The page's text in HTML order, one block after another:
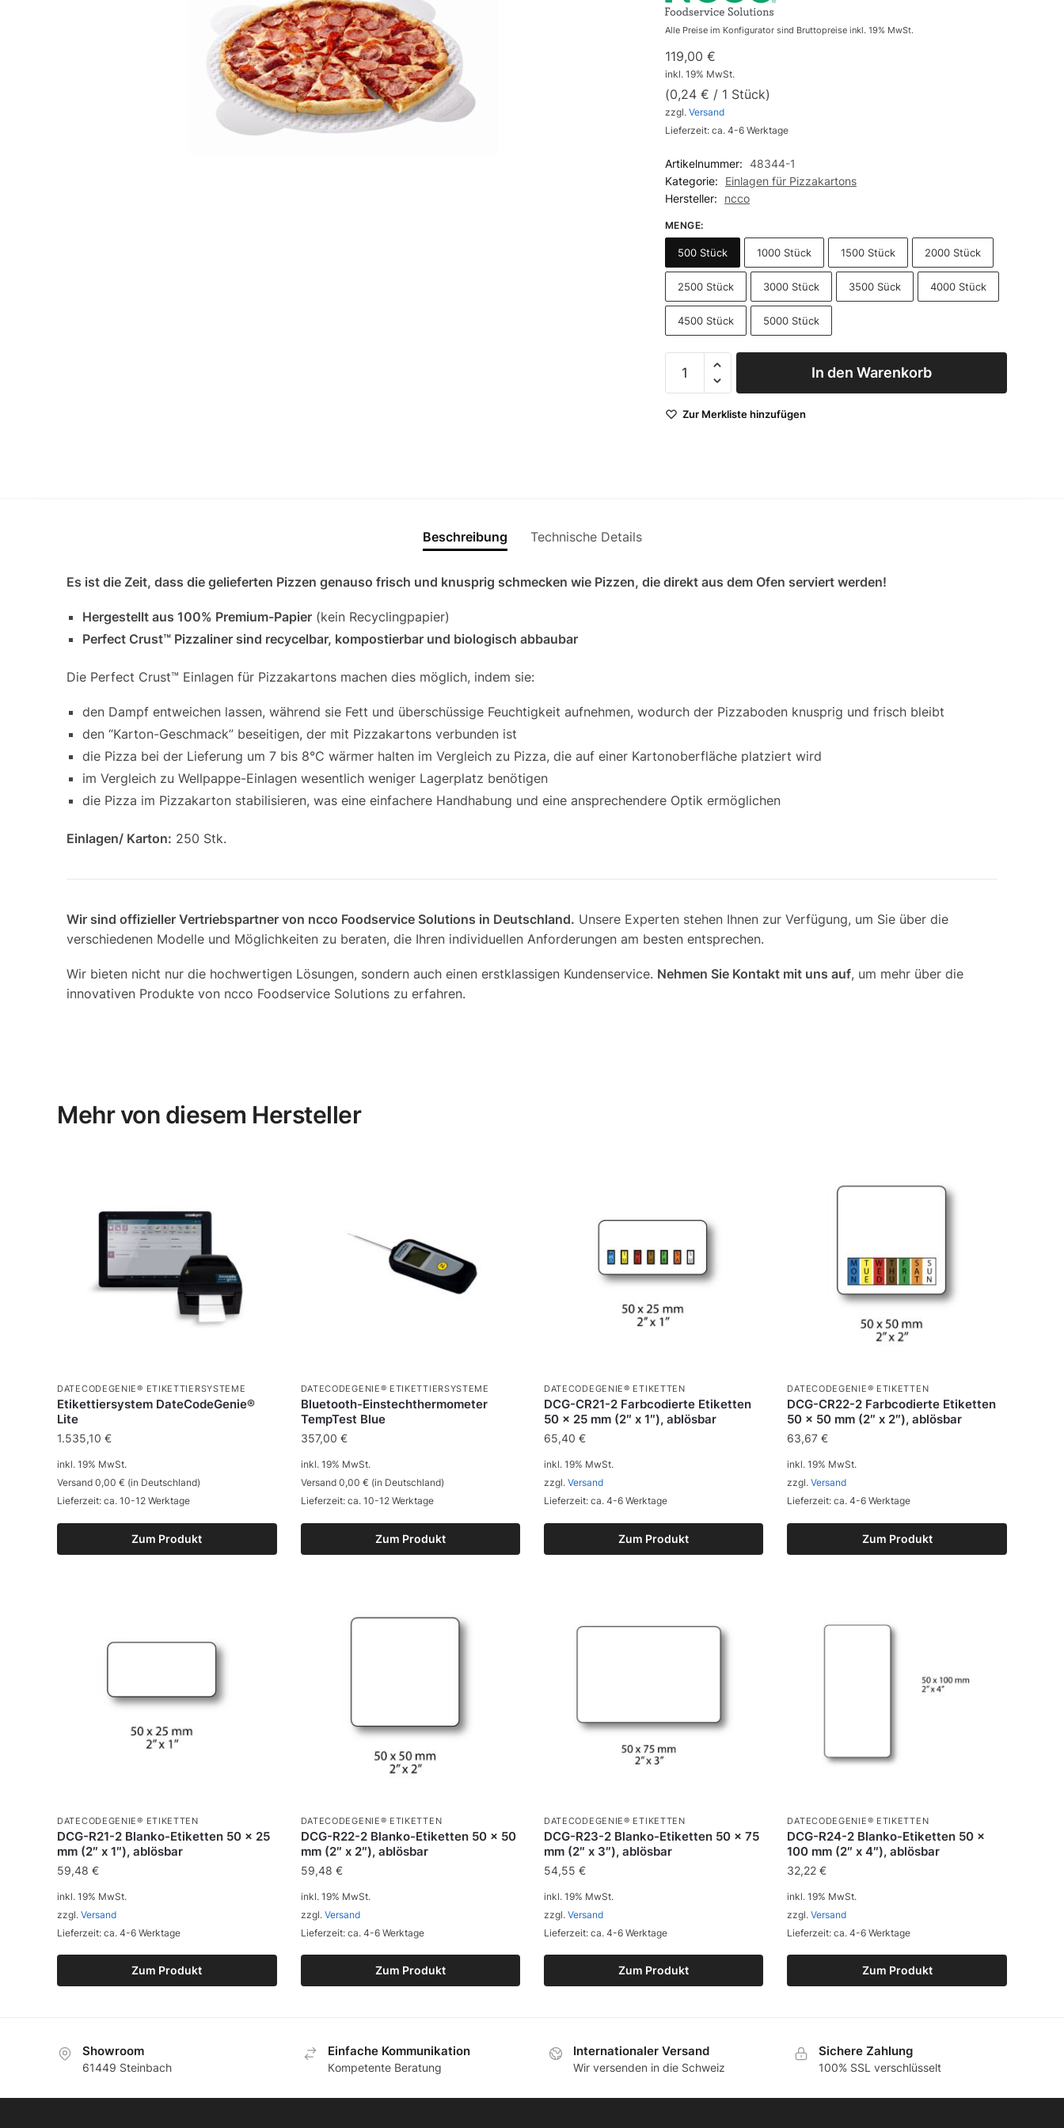
Alle Preise im Konfigurator sind Bruttopreise inkl. 19% MwSt.
119,00 €
inkl. 19% MwSt.
(0,24 € / 1 Stück)
zzgl. Versand
Lieferzeit: ca. 4-6 Werktage
Artikelnummer: 48344-1
Kategorie:
Einlagen für Pizzakartons
Hersteller:
ncco
MENGE:
500 Stück 1000 Stück 1500 Stück 2000 Stück
2500 Stück 3000 Stück 3500 Sück 4000 Stück
4500 Stück 5000 Stück
Einlagen für
Pizzakartons
(9") Perfect
In den Warenkorb
Zur Merkliste hinzufügen
Beschreibung Technische Details
Es ist die Zeit, dass die gelieferten Pizzen genauso frisch und knusprig schmecken wie Pizzen, die direkt aus dem Ofen serviert werden!
Hergestellt aus 100% Premium-Papier(kein Recyclingpapier)
Perfect Crust™ Pizzaliner sind recycelbar, kompostierbar und biologisch abbaubar
Die Perfect Crust™ Einlagen für Pizzakartons machen dies möglich, indem sie:
den Dampf entweichen lassen, während sie Fett und überschüssige Feuchtigkeit aufnehmen, wodurch der Pizzaboden knusprig und frisch bleibt
den “Karton-Geschmack” beseitigen, der mit Pizzakartons verbunden ist
die Pizza bei der Lieferung um 7 bis 8°C wärmer halten im Vergleich zu Pizza, die auf einer Kartonoberfläche platziert wird
im Vergleich zu Wellpappe-Einlagen wesentlich weniger Lagerplatz benötigen
die Pizza im Pizzakarton stabilisieren, was eine einfachere Handhabung und eine ansprechendere Optik ermöglichen
Einlagen/ Karton: 250 Stk.
Wir sind offizieller Vertriebspartner von ncco Foodservice Solutions in Deutschland. Unsere Experten stehen Ihnen zur Verfügung, um Sie über die
verschiedenen Modelle und Möglichkeiten zu beraten, die Ihren individuellen Anforderungen am besten entsprechen.
Wir bieten nicht nur die hochwertigen Lösungen, sondern auch einen erstklassigen Kundenservice. Nehmen Sie Kontakt mit uns auf, um mehr über die
innovativen Produkte von ncco Foodservice Solutions zu erfahren.
Mehr von diesem Hersteller
DATECODEGENIE® ETIKETTIERSYSTEME
Etikettiersystem DateCodeGenie®
Lite
1.535,10€
Zum Produkt
inkl. 19% MwSt.
Versand 0,00 € (in Deutschland)
Lieferzeit: ca. 10-12 Werktage
DATECODEGENIE® ETIKETTIERSYSTEME
Bluetooth-Einstechthermometer
TempTest Blue
357,00 €
Zum Produkt
inkl. 19% MwSt.
Versand 0,00 € (in Deutschland)
Lieferzeit: ca. 10-12 Werktage
DATECODEGENIE® ETIKETTEN
DCG-CR21-2 Farbcodierte Etiketten
50 x 25 mm (2″ x 1″), ablösbar
65,40 €
Zum Produkt
inkl. 19% MwSt.
zzgl. Versand
Lieferzeit: ca. 4-6 Werktage
DATECODEGENIE® ETIKETTEN
DCG-CR22-2 Farbcodierte Etiketten
50 x 50 mm (2″ x 2″), ablösbar
63,67€
Zum Produkt
inkl. 19% MwSt.
zzgl.Versand
Lieferzeit: ca. 4-6 Werktage
DATECODEGENIE® ETIKETTEN
DCG-R21-2 Blanko-Etiketten 50 x 25
mm (2″ x 1″), ablösbar
59,48€
Zum Produkt
inkl. 19% MwSt.
zzgl.Versand
Lieferzeit: ca. 4-6 Werktage
DATECODEGENIE® ETIKETTEN
DCG-R22-2 Blanko-Etiketten 50 x 50
mm (2″ x 2″), ablösbar
59,48 €
Zum Produkt
inkl. 19% MwSt.
zzgl. Versand
Lieferzeit: ca. 4-6 Werktage
DATECODEGENIE® ETIKETTEN
DCG-R23-2 Blanko-Etiketten 50 x 75
mm (2″ x 3″), ablösbar
54,55 €
Zum Produkt
inkl. 19% MwSt.
zzgl. Versand
Lieferzeit: ca. 4-6 Werktage
DATECODEGENIE® ETIKETTEN
DCG-R24-2 Blanko-Etiketten 50 x
100 mm (2″ x 4″), ablösbar
32,22€
Zum Produkt
inkl. 19% MwSt.
zzgl.Versand
Lieferzeit: ca. 4-6 Werktage
Showroom
61449 Steinbach
Еinfache Kommunikation
Кompetente Beratung
Internationaler Versand
Wir versenden in die Schweiz
Sichere Zahlung
100% SSL verschlüsselt